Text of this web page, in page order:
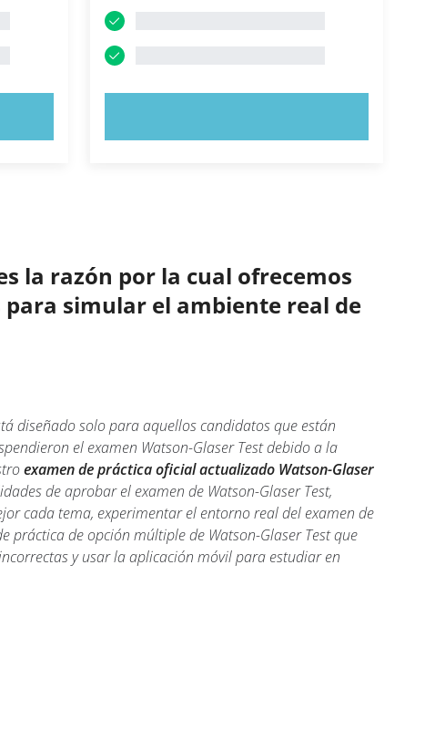
la razón por la cual ofrecemos
simular el ambiente real de
diseñado solo para aquellos candidatos que están
el examen Watson-Glaser Test debido a la
examen de práctica oficial actualizado Watson-Glaser
de aprobar el examen de Watson-Glaser Test,
cada tema, experimentar el entorno real del examen de
práctica de opción múltiple de Watson-Glaser Test que
y usar la aplicación móvil para estudiar en